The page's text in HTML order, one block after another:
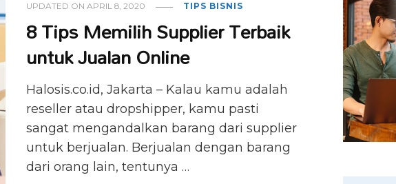
UPDATED ONAPRIL 8, 2020 TIPS BISNIS
8 Tips Memilih Supplier Terbaik
untuk Jualan Online
Halosis.co.id, Jakarta – Kalau kamu adalah
reseller atau dropshipper, kamu pasti
sangat mengandalkan barang dari supplier
untuk berjualan. Berjualan dengan barang
dari orang lain, tentunya …